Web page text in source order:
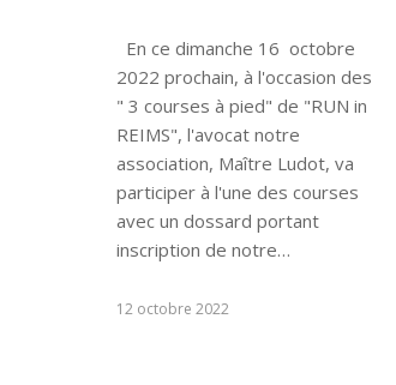
En ce dimanche 16 octobre
2022 prochain, à l'occasion des
" 3 courses à pied" de "RUN in
REIMS", l'avocat notre
association, Maître Ludot, va
participer à l'une des courses
avec un dossard portant
inscription de notre…
12 octobre 2022